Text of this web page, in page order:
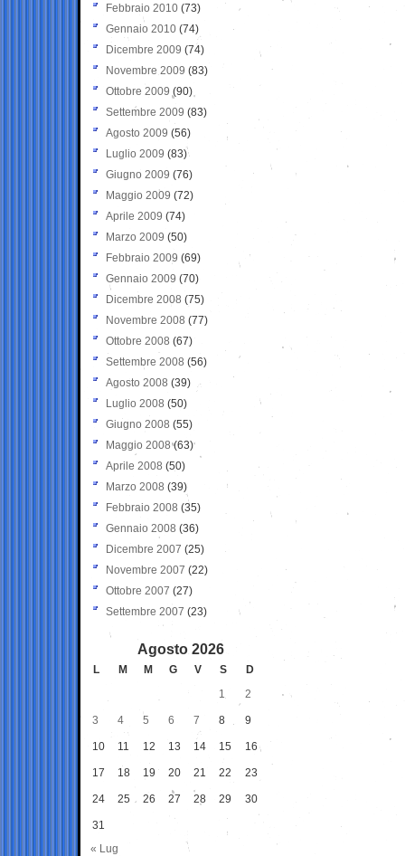
Febbraio 2010 (73)
Gennaio 2010 (74)
Dicembre 2009 (74)
Novembre 2009 (83)
Ottobre 2009 (90)
Settembre 2009 (83)
Agosto 2009 (56)
Luglio 2009 (83)
Giugno 2009 (76)
Maggio 2009 (72)
Aprile 2009 (74)
Marzo 2009 (50)
Febbraio 2009 (69)
Gennaio 2009 (70)
Dicembre 2008 (75)
Novembre 2008 (77)
Ottobre 2008 (67)
Settembre 2008 (56)
Agosto 2008 (39)
Luglio 2008 (50)
Giugno 2008 (55)
Maggio 2008(63)
Aprile 2008 (50)
Marzo 2008 (39)
Febbraio 2008 (35)
Gennaio 2008 (36)
Dicembre 2007 (25)
Novembre 2007 (22)
Ottobre 2007 (27)
Settembre 2007 (23)
Agosto 2026
L M M G V S
D
1
2
3 4 5 6 7 8 9
10 11 12 13 14 15 16
17 18 19 20 21 22 23
24 25 26 27 28 29 30
31
« Lug